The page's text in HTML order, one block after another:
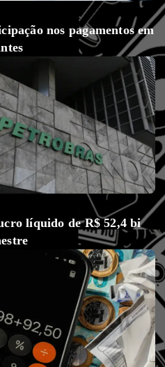
nos pagamentos em
líquido de R$ 52,4 bi